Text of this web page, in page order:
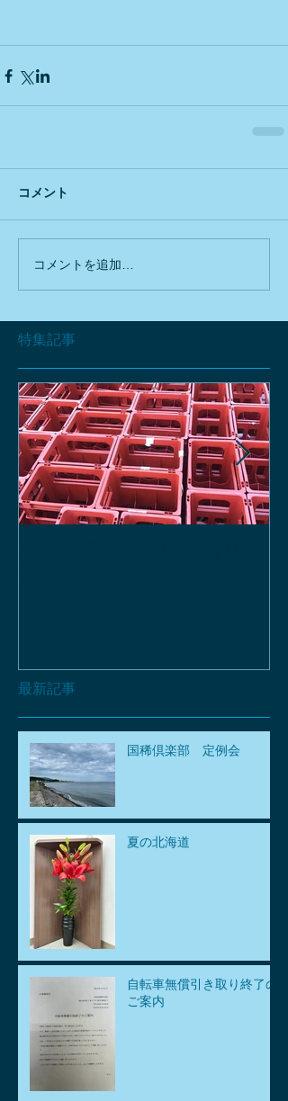
最新記事
特集記事
コメント
コメントを追加…
国稀倶楽部 定例会
夏の北海道
自転車無償引き取り終了の
ご案内